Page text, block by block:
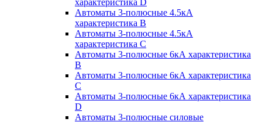
Автоматы 3-полюсные 4.5кА
характеристика В
Автоматы 3-полюсные 4.5кА
характеристика С
Автоматы 3-полюсные 6кА характеристика
B
Автоматы 3-полюсные 6кА характеристика
C
Автоматы 3-полюсные 6кА характеристика
D
Автоматы 3-полюсные силовые